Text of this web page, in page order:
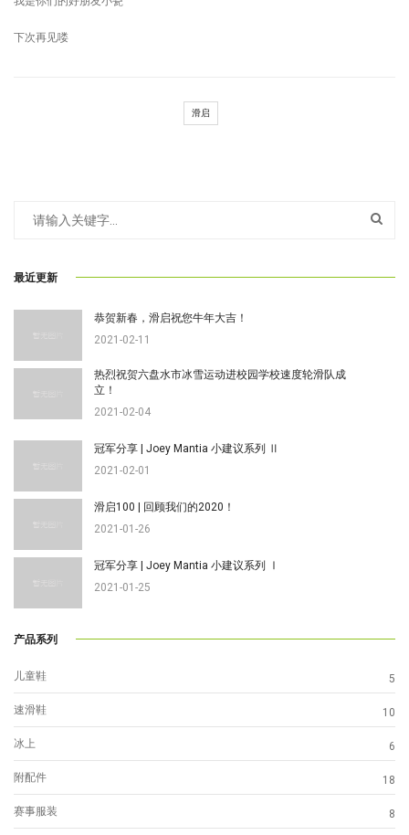
下次再见喽
滑启
最近更新
恭贺新春，滑启祝您牛年大吉！
2021-02-11
热烈祝贺六盘水市冰雪运动进校园学校速度轮滑队成
立！
2021-02-04
冠军分享 | Joey Mantia 小建议系列 Ⅱ
2021-02-01
滑启100 | 回顾我们的2020！
2021-01-26
冠军分享 | Joey Mantia 小建议系列 Ⅰ
2021-01-25
产品系列
儿童鞋 5
速滑鞋 10
冰上 6
附配件 18
赛事服装 8